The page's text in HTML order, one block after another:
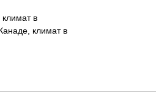
в
климат в